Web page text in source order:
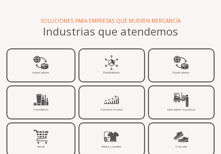
SOLUCIONES PARA EMPRESAS QUE MUEVEN MERCANCÍA
Industrias que atendemos
Importadores
Cosméticos
Distribuidores
Consumo masivo
Exportadores
Operadores logísticos
Retail Moda y textiles Calzado